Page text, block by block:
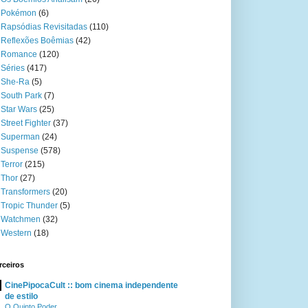
Pokémon (6)
Rapsódias Revisitadas (110)
Reflexões Boêmias (42)
Romance (120)
Séries (417)
She-Ra (5)
South Park (7)
Star Wars (25)
Street Fighter (37)
Superman (24)
Suspense (578)
Terror (215)
Thor (27)
Transformers (20)
Tropic Thunder (5)
Watchmen (32)
Western (18)
CinePipocaCult :: bom cinema independente
de estilo